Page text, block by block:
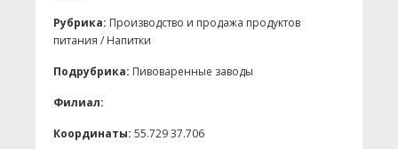
Рубрика: Производство и продажа продуктов
питания / Напитки
Подрубрика: Пивоваренные заводы
Филиал:
Координаты: 55.729 37.706